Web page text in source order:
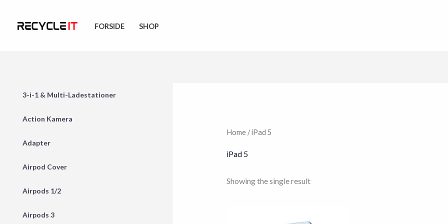
FORSIDE SHOP
3-i-1 & Multi-Ladestationer
Action Kamera
Adapter
Airpod Cover
Airpods 1/2
Airpods 3
Home/ iPad 5
iPad 5
Showing the single result